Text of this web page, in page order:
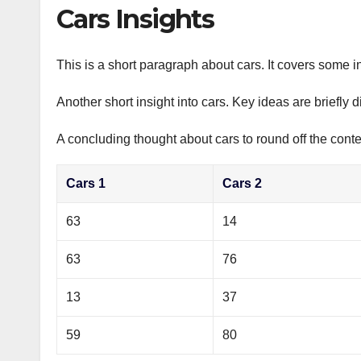
Cars Insights
This is a short paragraph about cars. It covers some
Another short insight into cars. Key ideas are briefly
A concluding thought about cars to round off the
Cars 1 Cars 2
63 14
63 76
13 37
59 80